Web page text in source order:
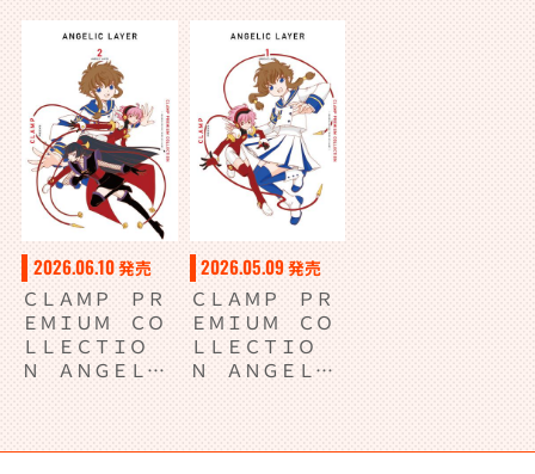
（５）
（４）
2026.06.10発売
ＣＬＡＭＰ ＰＲ
ＥＭＩＵＭ ＣＯ
ＬＬＥＣＴＩＯ
Ｎ ＡＮＧＥＬＩ
2026.05.09 発売
ＣＬＡＭＰ ＰＲ
ＥＭＩＵＭ ＣＯ
ＬＬＥＣＴＩＯ
Ｎ ＡＮＧＥＬＩ